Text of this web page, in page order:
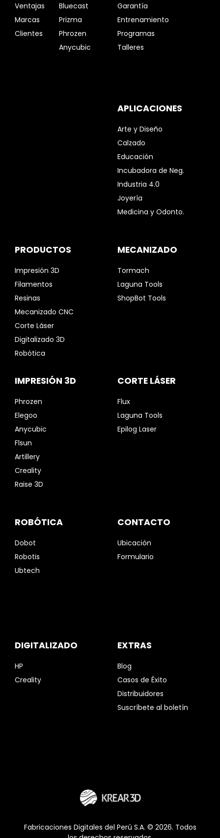
Ventajas
Marcas
Clientes
Bluecast
Prizma
Phrozen
Anycubic
Garantía
Entrenamiento
Programas
Talleres
APLICACIONES
Arte y Diseño
Calzado
Educación
Incubadora de Neg.
Industria 4.0
Joyería
Medicina y Odonto.
PRODUCTOS
Impresión 3D
Filamentos
Resinas
Mecanizado CNC
Corte Láser
Digitalizado 3D
Robótica
IMPRESIÓN 3D
Phrozen
Elegoo
Anycubic
Flsun
Artillery
Creality
Raise 3D
MECANIZADO
Tormach
Laguna Tools
ShopBot Tools
CORTE LÁSER
Flux
Laguna Tools
Epilog Laser
ROBÓTICA
Dobot
Robotis
Ubtech
DIGITALIZADO
HP
Creality
CONTACTO
Ubicación
Formulario
EXTRAS
Blog
Casos de Éxito
Distribuidores
Suscríbete al boletín
Fabricaciones Digitales del Perú S.A. © 2026. Todos